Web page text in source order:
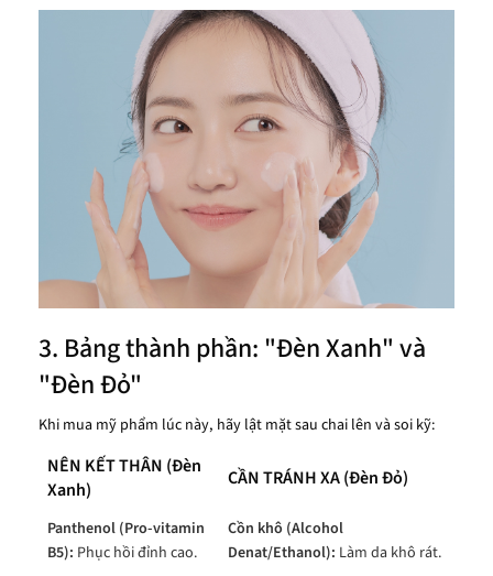
3. Bảng thành phần: "Đèn Xanh" và
"Đèn Đỏ"
Khi mua mỹ phẩm lúc này, hãy lật mặt sau chai lên và soi kỹ:
NÊN KẾT THÂN (Đèn
Xanh)
CẦN TRÁNH XA (Đèn Đỏ)
Panthenol (Pro-vitamin
B5): Phục hồi đỉnh cao.
Cồn khô (Alcohol
Denat/Ethanol): Làm da khô rát.